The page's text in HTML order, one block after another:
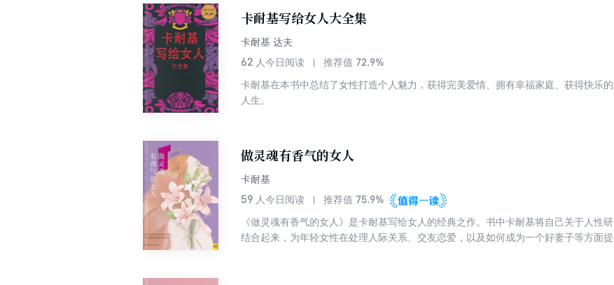
深刻和实用，对于人们更具有指导意义。阅读本书，将改变你的命运，让你拥有美好、
卡耐基写给女人大全集
卡耐基 达夫
62 人今日阅读 推荐值 72.9%
卡耐基在本书中总结了女性打造个人魅力，获得完美爱情、拥有幸福家庭、获得快乐
人生。
做灵魂有香气的女人
卡耐基
59 人今日阅读 推荐值 75.9%
《做灵魂有香气的女人》是卡耐基写给女人的经典之作。书中卡耐基将自己关于人性
结合起来，为年轻女性在处理人际关系、交友恋爱，以及如何成为一个好妻子等方面